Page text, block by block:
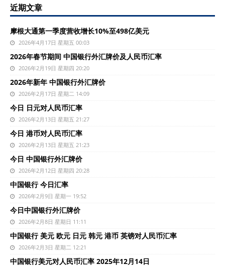
近期文章
摩根大通第一季度营收增长10%至498亿美元
2026年4月17日 星期五 00:03
2026年春节期间 中国银行外汇牌价及人民币汇率
2026年2月19日 星期四 20:20
2026年新年 中国银行外汇牌价
2026年2月17日 星期二 14:09
今日 日元对人民币汇率
2026年2月13日 星期五 21:27
今日 港币对人民币汇率
2026年2月13日 星期五 21:23
今日 中国银行外汇牌价
2026年2月12日 星期四 20:28
中国银行 今日汇率
2026年2月9日 星期一 19:52
今日中国银行外汇牌价
2026年2月8日 星期日 11:11
中国银行 美元 欧元 日元 韩元 港币 英镑对人民币汇率
2026年2月3日 星期二 12:21
中国银行美元对人民币汇率 2025年12月14日